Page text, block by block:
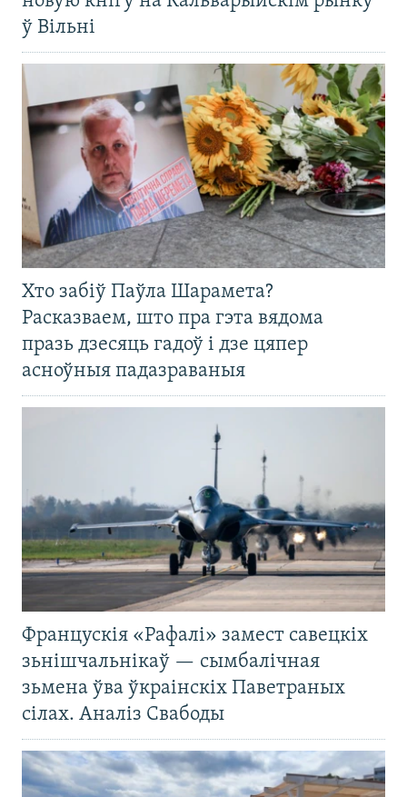
ў Вільні
Хто забіў Паўла Шарамета?
Расказваем, што пра гэта вядома
празь дзесяць гадоў і дзе цяпер
асноўныя падазраваныя
Францускія «Рафалі» замест савецкіх
зьнішчальнікаў — сымбалічная
зьмена ўва ўкраінскіх Паветраных
сілах. Аналіз Свабоды